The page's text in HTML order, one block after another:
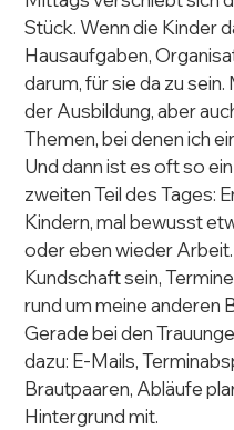
Stück. Wenn die Kinder
Hausaufgaben,
darum, für sie da zu
der Ausbildung, aber
Themen, bei denen ich
Und dann ist es oft so
zweiten Teil des Tages:
Kindern, mal bewusst
oder eben wieder
Kundschaft sein,
rund um meine anderen
Gerade bei den
dazu: E-Mails,
Brautpaaren, Abläufe
Hintergrund mit.